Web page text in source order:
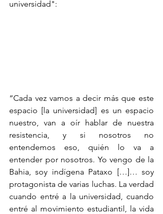
universidad":
“Cada vez vamos a decir más que este
espacio [la universidad] es un espacio
nuestro, van a oír hablar de nuestra
resistencia, y si nosotros no
entendemos eso, quién lo va a
entender por nosotros. Yo vengo de la
Bahia, soy indígena Pataxo […]… soy
protagonista de varias luchas. La verdad
cuando entré a la universidad, cuando
entré al movimiento estudiantil, la vida